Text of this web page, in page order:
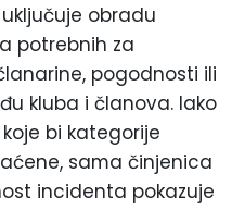
obradu
potrebnih za
pogodnosti ili
kluba i članova. Iako
bi kategorije
sama činjenica
incidenta pokazuje